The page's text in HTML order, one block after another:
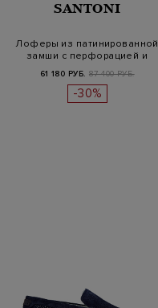
SANTONI
Лоферы из патинированной
замши с перфорацией и
отделко…
61 180 РУБ. 87 400 РУБ.
-30%